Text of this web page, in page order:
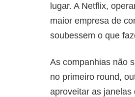
lugar. A Netflix,
maior empresa de
soubessem o que
As companhias não
no primeiro round,
aproveitar as